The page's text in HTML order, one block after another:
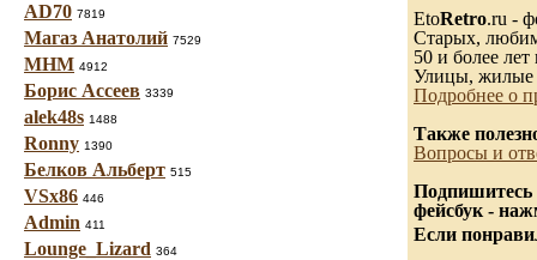
AD70 7819
Магаз Анатолий 7529
МНМ 4912
Борис Ассеев 3339
alek48s 1488
Ronny 1390
Белков Альберт 515
VSx86 446
Admin 411
Lounge_Lizard 364
EtoRetro.ru -
Старых,
50 и более лет
Улицы, жилые
Подробнее о
Также
Вопросы и
Подпишитесь
фейсбук -
Если